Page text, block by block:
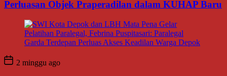
Perluasan Objek Praperadilan dalam KUHAP Baru
2 minggu ago